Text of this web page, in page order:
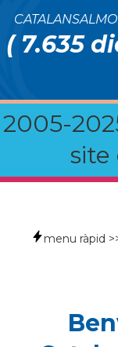
( 7.635
2005-
site
menu ràpid